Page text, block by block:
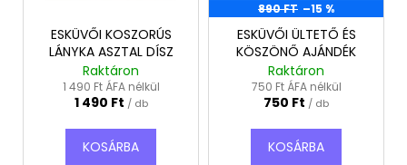
ESKÜVŐI KOSZORÚS
LÁNYKA ASZTAL DÍSZ
Raktáron
1 490 Ft ÁFA nélkül
1 490 Ft / db
KOSÁRBA
890 FT –15 %
ESKÜVŐI ÜLTETŐ ÉS
KÖSZÖNŐ AJÁNDÉK
Raktáron
750 Ft ÁFA nélkül
750 Ft / db
KOSÁRBA